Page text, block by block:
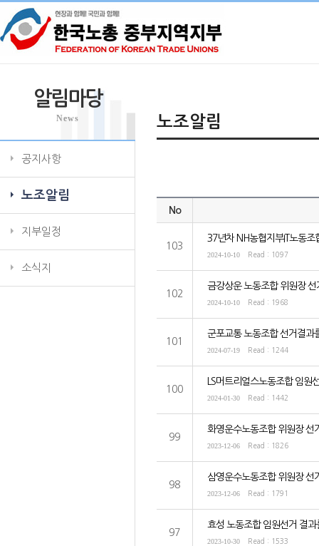
알림마당
News
공지사항
노조알림
지부일정
소식지
노조알림
No
103
37년차 NH농협지부IT노동조
2024-10-10 Read : 1097
102
금강상운 노동조합 위원장
2024-10-10 Read : 1968
101
군포교통 노동조합 선거결과
2024-07-19 Read : 1244
100
LS머트리얼스노동조합 임원
2024-01-30 Read : 1442
99
화영운수노동조합 위원장 선
2023-12-06 Read : 1826
98
삼영운수노동조합 위원장 선
2023-12-06 Read : 1791
97
효성 노동조합 임원선거 결
2023-10-30 Read : 1533